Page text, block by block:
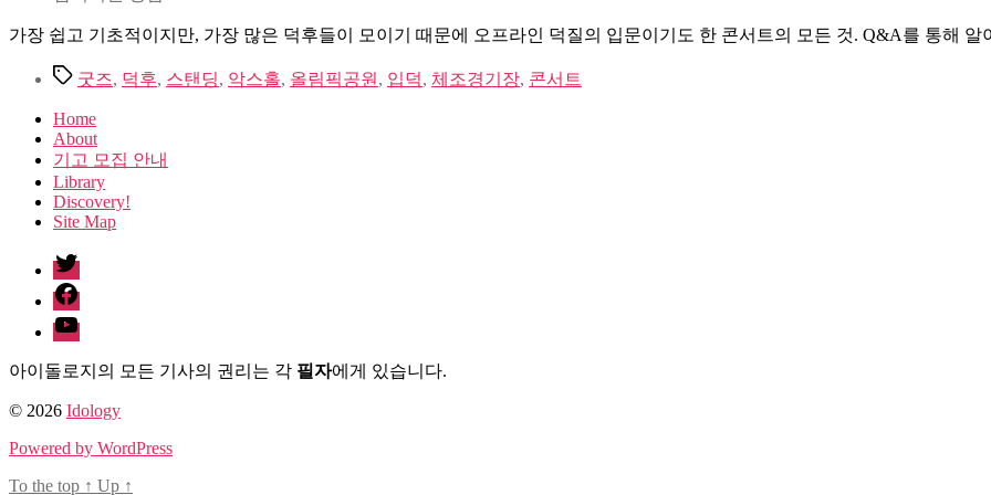
가장 쉽고 기초적이지만, 가장 많은 덕후들이 모이기 때문에 오프라인 덕질의 입문이기도 한 콘서트의 모든 것. Q&A를 통해 알
Tags굿즈, 덕후, 스탠딩, 악스홀, 올림픽공원 , 입덕, 체조경기장, 콘서트
Home
About
기고 모집 안내
Library
Discovery!
Site Map
twitter
facebook
Youtube
아이돌로지의 모든 기사의 권리는 각 필자에게 있습니다.
© 2026 Idology
Powered by WordPress
To the top ↑ Up ↑